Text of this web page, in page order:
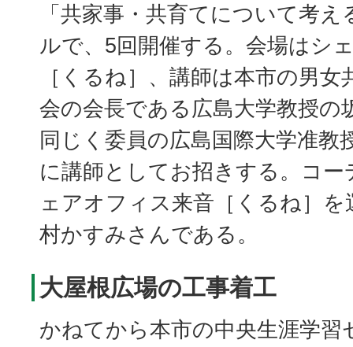
「共家事・共育てについて考
ルで、5回開催する。会場はシ
［くるね］、講師は本市の男女
会の会長である広島大学教授の
同じく委員の広島国際大学准教
に講師としてお招きする。コ
ェアオフィス来音［くるね］
村かすみさんである。
大屋根広場の工事着工
かねてから本市の中央生涯学習